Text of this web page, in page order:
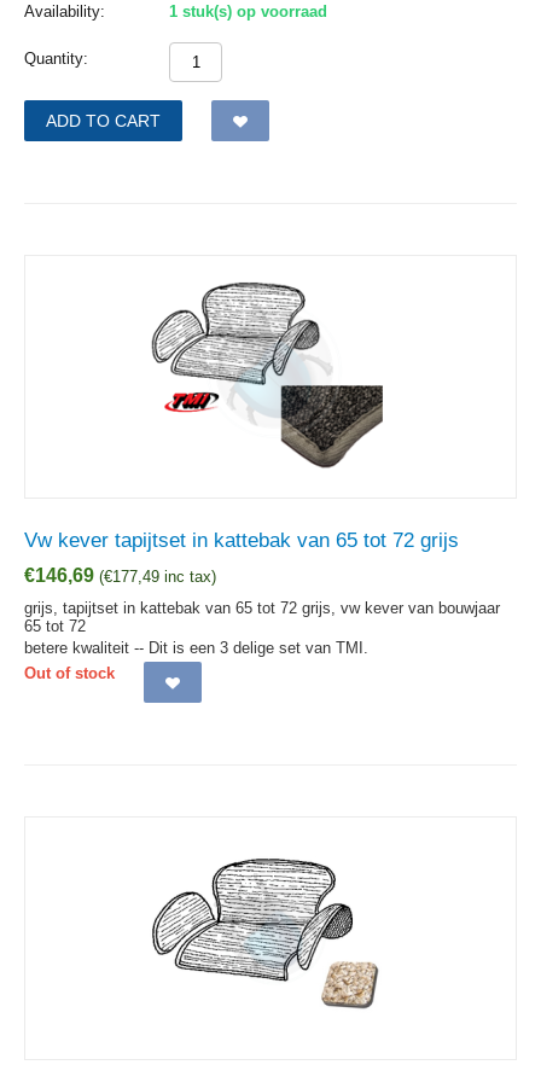
Availability:
1 stuk(s) op voorraad
Quantity:
ADD TO CART
Vw kever tapijtset in kattebak van 65 tot 72 grijs
€146,69 (€177,49 inc tax)
grijs, tapijtset in kattebak van 65 tot 72 grijs, vw kever van bouwjaar
65 tot 72
betere kwaliteit -- Dit is een 3 delige set van TMI.
Out of stock